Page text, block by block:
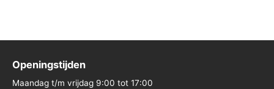
Openingstijden
Maandag t/m vrijdag 9:00 tot 17:00